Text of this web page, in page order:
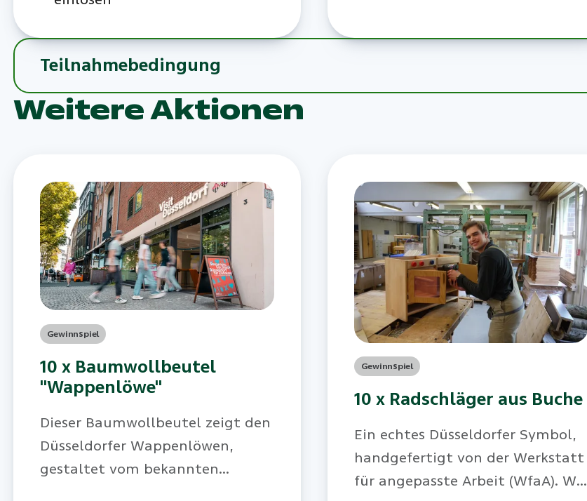
Teilnahmebedingung
Weitere Aktionen
Gewinnspiel
10 x Baumwollbeutel
"Wappenlöwe"
Dieser Baumwollbeutel zeigt den
Düsseldorfer Wappenlöwen,
gestaltet vom bekannten
Gewinnspiel
10 x Radschläger aus Buche
Ein echtes Düsseldorfer Symbol,
handgefertigt von der Werkstatt
für angepasste Arbeit (WfaA). Wir